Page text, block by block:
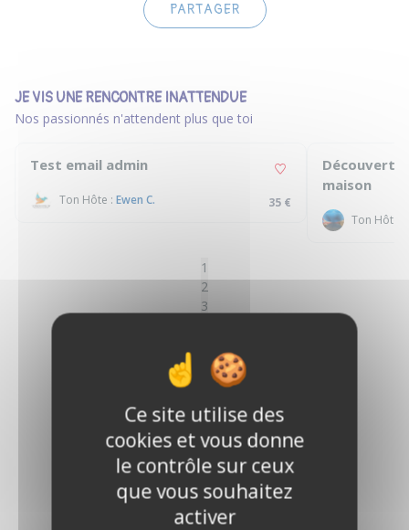
PARTAGER
JE VIS UNE RENCONTRE INATTENDUE
Nos passionnés n'attendent plus que toi
Test email admin
Ton Hôte : Ewen C. 35 €
Découverte
maison
Ton Hôte :
1
2
3
9
10
11
VOIR TOUTES LES ANNONCES
Ce site utilise des
cookies et vous donne
le contrôle sur ceux
que vous souhaitez
activer